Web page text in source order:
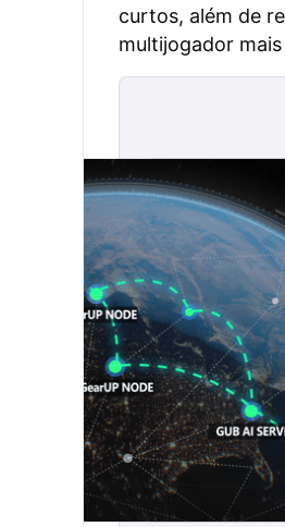
curtos, além de
multijogador